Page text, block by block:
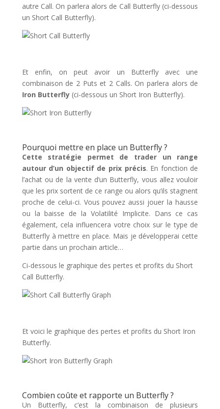
autre Call. On parlera alors de Call Butterfly (ci-dessous
un Short Call Butterfly).
Et enfin, on peut avoir un Butterfly avec une
combinaison de 2 Puts et 2 Calls. On parlera alors de
Iron Butterfly(ci-dessous un Short Iron Butterfly).
Pourquoi mettre en place un Butterfly ?
Cette stratégie permet de trader un range
autour d’un objectif de prix précis. En fonction de
l’achat ou de la vente d’un Butterfly, vous allez vouloir
que les prix sortent de ce range ou alors qu’ils stagnent
proche de celui-ci. Vous pouvez aussi jouer la hausse
ou la baisse de la Volatilité Implicite. Dans ce cas
également, cela influencera votre choix sur le type de
Butterfly à mettre en place. Mais je développerai cette
partie dans un prochain article…
Ci-dessous le graphique des pertes et profits du Short
Call Butterfly.
Et voici le graphique des pertes et profits du Short Iron
Butterfly.
Combien coûte et rapporte un Butterfly ?
Un Butterfly, c’est la combinaison de plusieurs